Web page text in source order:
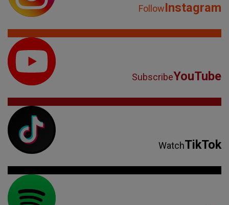
FollowInstagram
SubscribeYouTube
WatchTikTok